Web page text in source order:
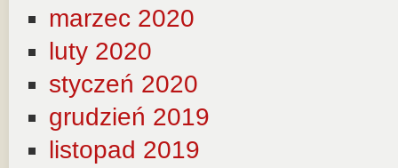
marzec 2020
luty 2020
styczeń 2020
grudzień 2019
listopad 2019